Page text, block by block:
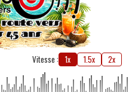
Vitesse : 1x 1.5x 2x